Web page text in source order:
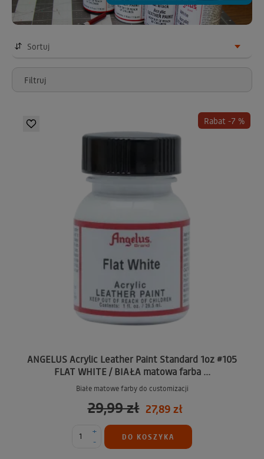
Sortuj
Filtruj
Rabat -7 %
ANGELUS Acrylic Leather Paint Standard 1oz #105
FLAT WHITE / BIAŁA matowa farba ...
Białe matowe farby do customizacji
29,99 zł 27,89 zł
-
+
DO KOSZYKA